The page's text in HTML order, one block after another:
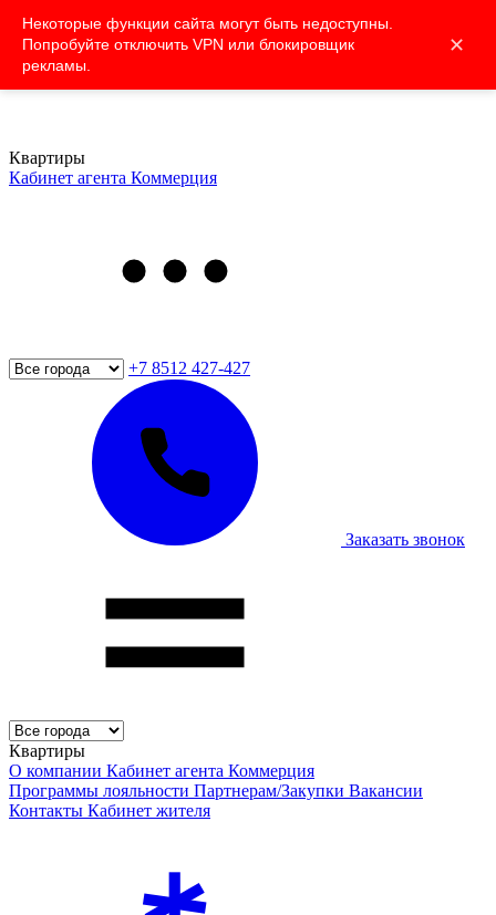
Некоторые функции сайта могут быть недоступны.
Попробуйте отключить VPN или блокировщик
рекламы.
✕
Квартиры
Кабинет агента Коммерция
+7 8512 427-427
Заказать звонок
Квартиры
О компании Кабинет агента Коммерция
Программы лояльности Партнерам/Закупки Вакансии
Контакты Кабинет жителя